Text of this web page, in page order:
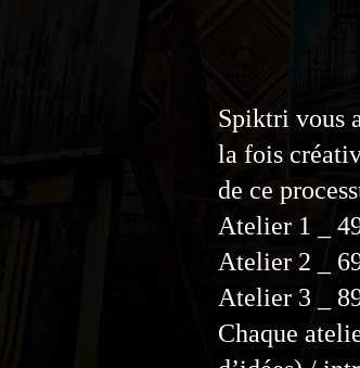
Spiktri vous
la fois
de ce
Atelier 1 _
Atelier 2 _
Atelier 3 _
Chaque